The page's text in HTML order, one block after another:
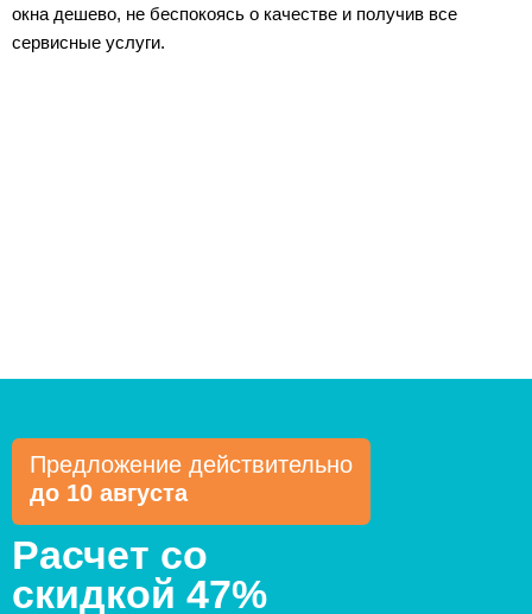
окна дешево, не беспокоясь о качестве и получив все
сервисные услуги.
Предложение действительно
до 10 августа
Расчет со
скидкой 47%